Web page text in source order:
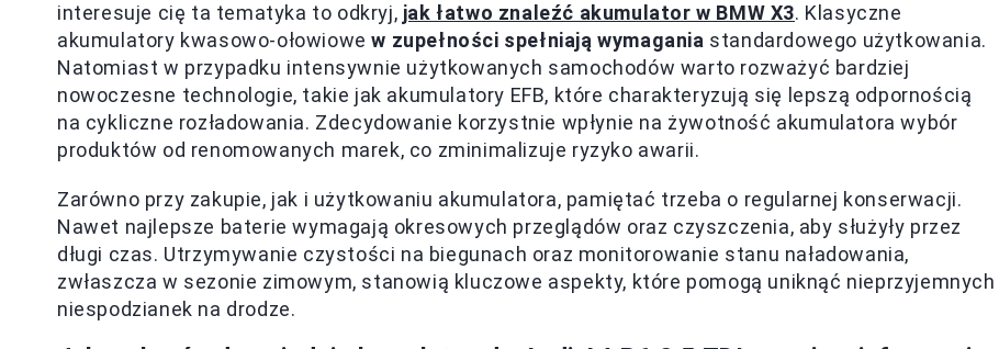
interesuje cię ta tematyka to odkryj, jak łatwo znaleźć akumulator w BMW X3. Klasyczne
akumulatory kwasowo-ołowiowew zupełności spełniają wymagania standardowego użytkowania.
Natomiast w przypadku intensywnie użytkowanych samochodów warto rozważyć bardziej
nowoczesne technologie, takie jak akumulatory EFB, które charakteryzują się lepszą odpornością
na cykliczne rozładowania. Zdecydowanie korzystnie wpłynie na żywotność akumulatora wybór
produktów od renomowanych marek, co zminimalizuje ryzyko awarii.
Zarówno przy zakupie, jak i użytkowaniu akumulatora, pamiętać trzeba o regularnej konserwacji.
Nawet najlepsze baterie wymagają okresowych przeglądów oraz czyszczenia, aby służyły przez
długi czas. Utrzymywanie czystości na biegunach oraz monitorowanie stanu naładowania,
zwłaszcza w sezonie zimowym, stanowią kluczowe aspekty, które pomogą uniknąć nieprzyjemnych
niespodzianek na drodze.